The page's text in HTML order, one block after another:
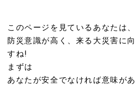
このページを見ているあなたは、
防災意識が高く、来る大災害に
すね!
まずは
あなたが安全でなければ意味が